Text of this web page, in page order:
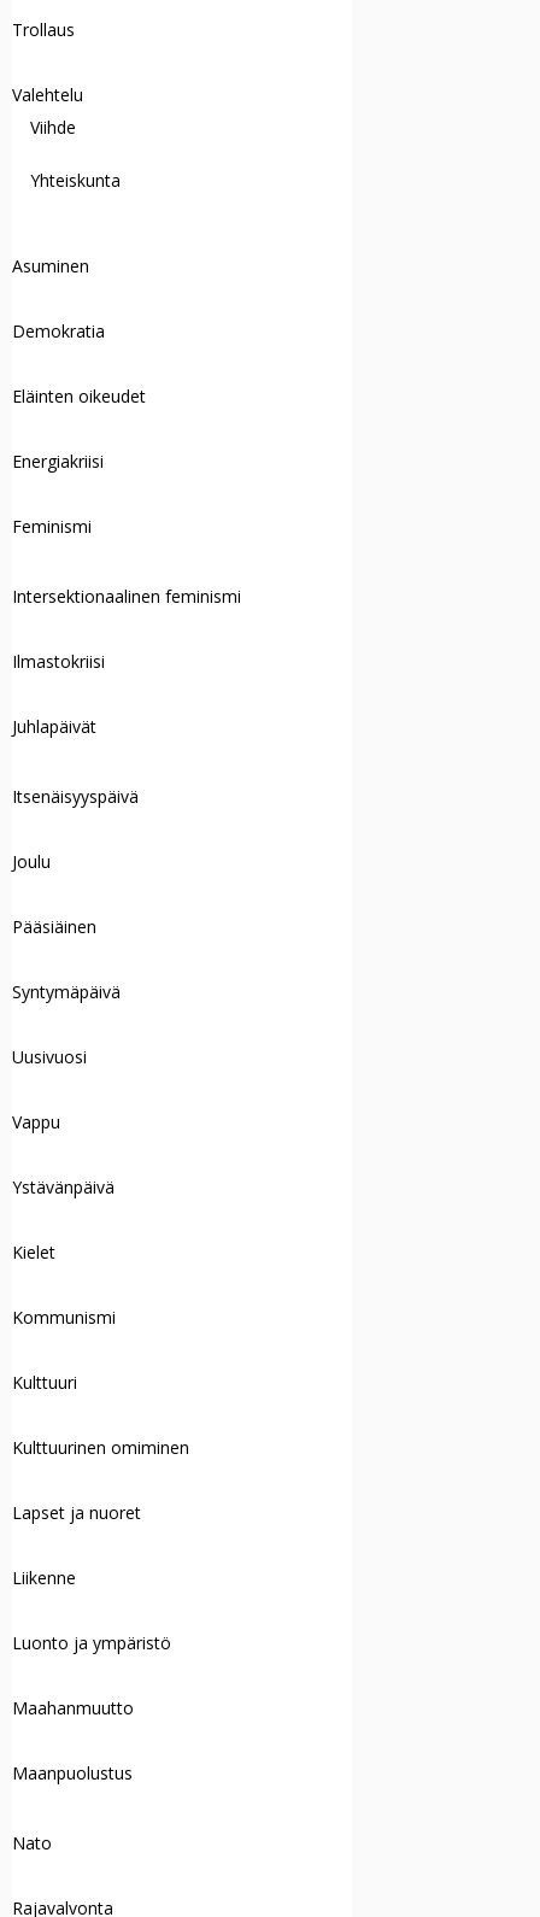
Trollaus
Valehtelu
Viihde
Yhteiskunta
Asuminen
Demokratia
Eläinten oikeudet
Energiakriisi
Feminismi
Intersektionaalinen feminismi
Ilmastokriisi
Juhlapäivät
Itsenäisyyspäivä
Joulu
Pääsiäinen
Syntymäpäivä
Uusivuosi
Vappu
Ystävänpäivä
Kielet
Kommunismi
Kulttuuri
Kulttuurinen omiminen
Lapset ja nuoret
Liikenne
Luonto ja ympäristö
Maahanmuutto
Maanpuolustus
Nato
Rajavalvonta